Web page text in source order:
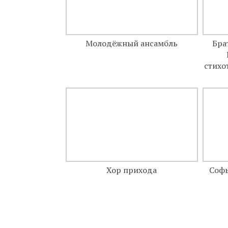
Молодёжный ансамбль
Хор прихода